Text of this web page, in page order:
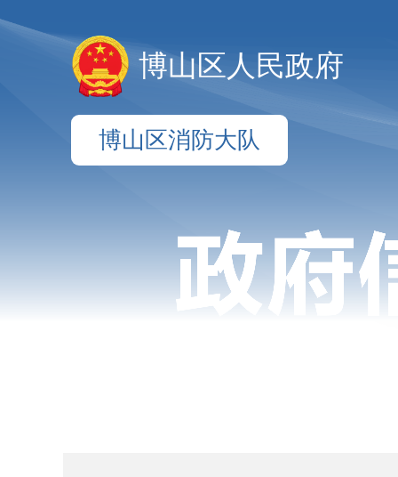
博山区人民政府
博山区消防大队